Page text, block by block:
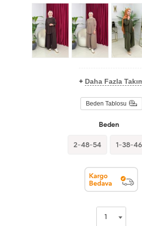
+ Daha Fazla
Beden Tablosu
Beden
2-48-54 1-38-46